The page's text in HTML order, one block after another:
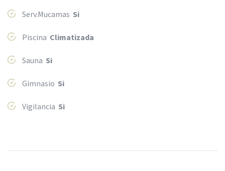
Serv.Mucamas Si
Piscina Climatizada
Sauna Si
Gimnasio Si
Vigilancia Si